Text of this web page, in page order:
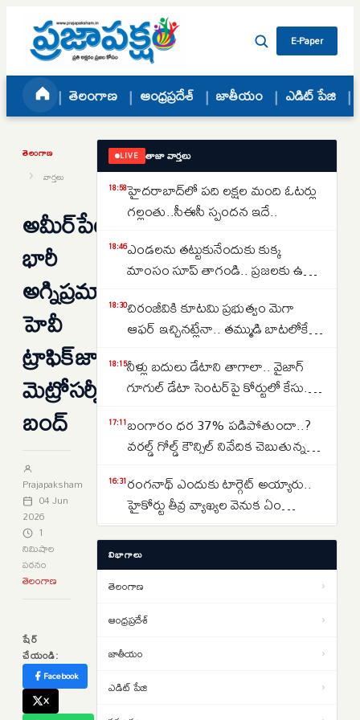
Skip to content
E-Paper
తెలంగాణ ఆంధ్రప్రదేశ్ జాతీయం ఎడిట్ పేజి
తెలంగాణ
› వార్తలు
అమీర్‌పేటలో
భారీ
అగ్నిప్రమాదం:
హెవీ
ట్రాఫిక్‌జామ్‌..
మెట్రోసర్వీసులు
బంద్‌
Prajapaksham
04 Jun
2026
1
నిమిషాల
పఠనం
తెలంగాణ
షేర్
చేయండి:
Facebook
X
LIVE తాజా వార్తలు
18:58హైదరాబాద్‌లో పది లక్షల మంది ఓటర్లు
గల్లంతు..సీఈసీ స్పందన ఇదే..
18:46ఎండలను తట్టుకునేందుకు కుక్క
మాంసం సూప్ తాగండి.. ప్రజలకు ఉత్తర
18:30చిరంజీవికి కూటమి ప్రభుత్వం మెగా
ఆఫర్ ఇచ్చినట్లేనా.. తమ్ముడి బాటలోకే
18:15నీళ్లు బదులు డేటాని తాగాలా.. వైజాగ్
గూగుల్ డేటా సెంటర్‌పై కోర్టులో కేసు..
17:11బంగారం ధర 37% పడిపోతుందా..?
వరల్డ్ గోల్డ్ కౌన్సిల్ నివేదిక చెబుతున్న
16:31రంగనాథ్ ఎందుకు టార్గెట్ అయ్యారు..
హైకోర్టు తీవ్ర వ్యాఖ్యల వెనుక ఏం
జరిగింది?
14:37తెలంగాణలో రూ. 40 వేల కోట్ల రైల్వే
ప్రాజెక్టులు ఫాస్ట్ ట్రాక్.. కాని ఒకటే
సమస్య..అదేంటంటే..
మూఢనమ్మకాల మధ్య వేడెక్కిన
12:30Real Estate: హైదరాబాద్ రియల్
ఎస్టేట్ చూపు వరంగల్ హైవే వైపు…
11:24
విభాగాలు
తెలంగాణ ›
ఆంధ్రప్రదేశ్ ›
జాతీయం ›
ఎడిట్ పేజి ›